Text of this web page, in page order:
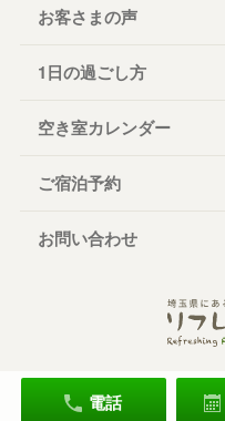
お客さまの声
1日の過ごし方
空き室カレンダー
ご宿泊予約
お問い合わせ
電話